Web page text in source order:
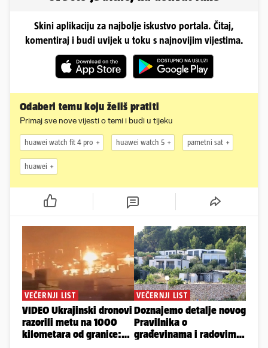
Skini aplikaciju za najbolje iskustvo portala. Čitaj,
komentiraj i budi uvijek u toku s najnovijim vijestima.
Odaberi temu koju želiš pratiti
Primaj sve nove vijesti o temi i budi u tijeku
huawei watch fit 4 pro huawei watch 5 pametni sat
huawei